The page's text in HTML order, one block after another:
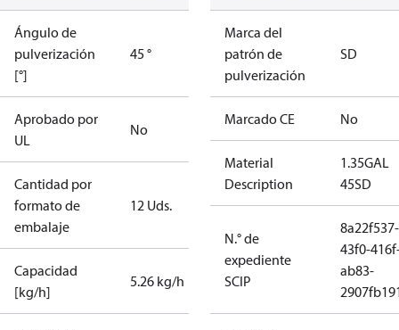
Ángulo de
pulverización
[°]
45 °
Aprobado por
UL
No
Cantidad por
formato de
embalaje
12 Uds.
Capacidad
[kg/h]
5.26 kg/h
Marca del
patrón de
pulverización
SD
Marcado CE No
Material
Description
1.35GAL
45SD
N.° de
expediente
SCIP
8a22f537-
43f0-
ab83-